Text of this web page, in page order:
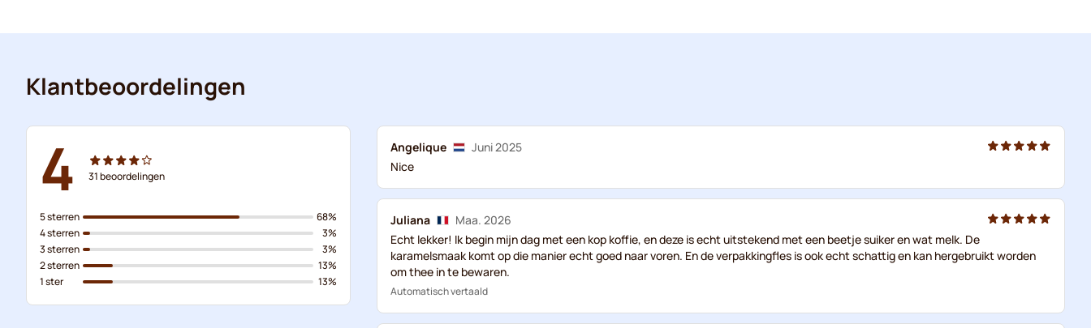
Klantbeoordelingen
4 31beoordelingen
5 sterren
4 sterren
3 sterren
2 sterren
1 ster
68%
3%
3%
13%
13%
Angelique
Juni 2025
Nice
Juliana
Maa. 2026
Echt lekker! Ik begin mijn dag met een kop koffie, en deze is echt uitstekend met een beetje suiker en wat melk. De
karamelsmaak komt op die manier echt goed naar voren. En de verpakkingfles is ook echt schattig en kan hergebruikt worden
om thee in te bewaren.
Automatisch vertaald